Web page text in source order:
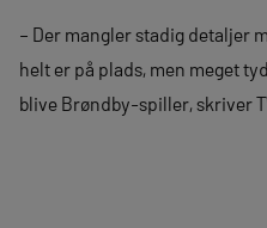
– Der mangler stadig detaljer
helt er på plads, men meget
blive Brøndby-spiller, skriver